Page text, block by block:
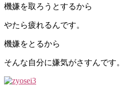
機嫌を取ろうとするから
やたら疲れるんです。
機嫌をとるから
そんな自分に嫌気がさすんです。